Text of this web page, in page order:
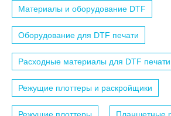
Материалы и оборудование DTF
Оборудование для DTF печати
Расходные материалы для DTF печати
Режущие плоттеры и раскройщики